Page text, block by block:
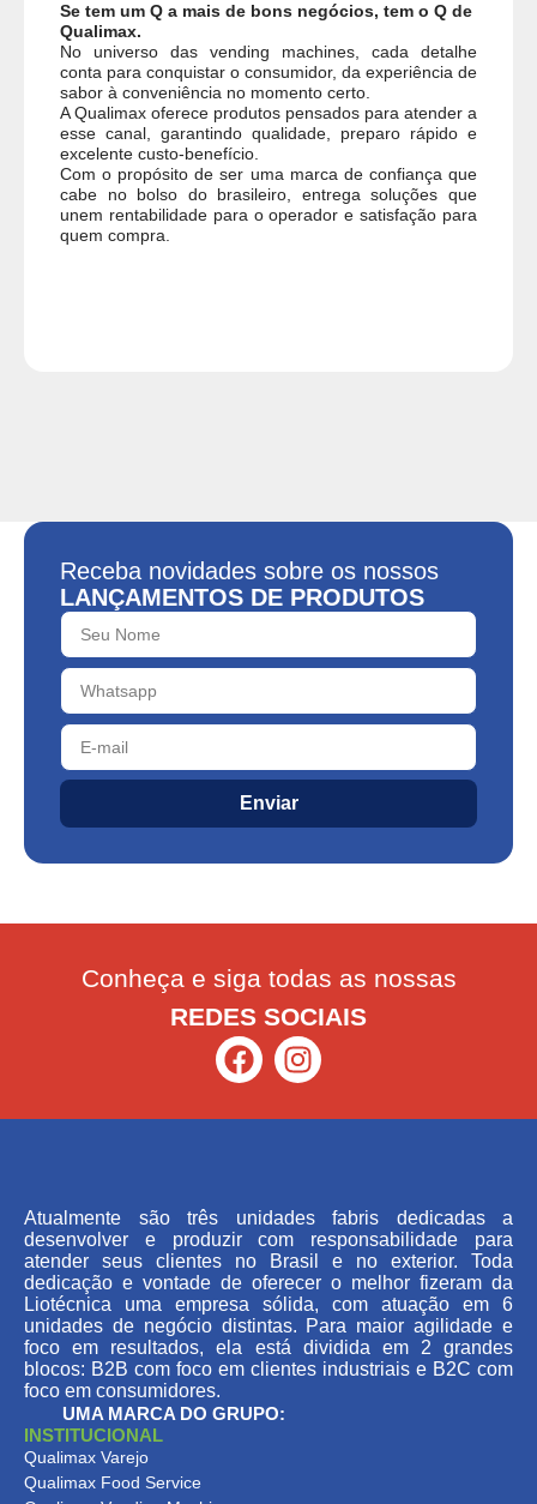
Se tem um Q a mais de bons negócios, tem o Q de
Qualimax.
No universo das vending machines, cada detalhe
conta para conquistar o consumidor, da experiência de
sabor à conveniência no momento certo.
A Qualimax oferece produtos pensados para atender a
esse canal, garantindo qualidade, preparo rápido e
excelente custo-benefício.
Com o propósito de ser uma marca de confiança que
cabe no bolso do brasileiro, entrega soluções que
unem rentabilidade para o operador e satisfação para
quem compra.
Receba novidades sobre os nossos
LANÇAMENTOS DE PRODUTOS
Enviar
Conheça e siga todas as nossas
REDES SOCIAIS
Atualmente são três unidades fabris dedicadas a
desenvolver e produzir com responsabilidade para
atender seus clientes no Brasil e no exterior. Toda
dedicação e vontade de oferecer o melhor fizeram da
Liotécnica uma empresa sólida, com atuação em 6
unidades de negócio distintas. Para maior agilidade e
foco em resultados, ela está dividida em 2 grandes
blocos: B2B com foco em clientes industriais e B2C com
foco em consumidores.
UMA MARCA DO GRUPO:
INSTITUCIONAL
Qualimax Varejo
Qualimax Food Service